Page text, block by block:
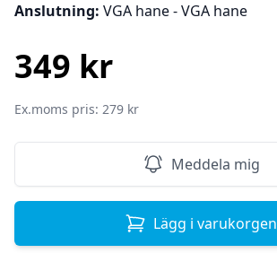
Anslutning: VGA hane - VGA hane
349 kr
Ex.moms pris: 279 kr
Meddela mig
Lägg i varukorgen